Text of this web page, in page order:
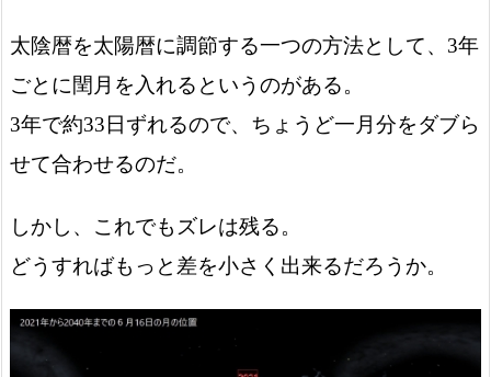
太陰暦を太陽暦に調節する一つの方法として、3年
ごとに閏月を入れるというのがある。
3年で約33日ずれるので、ちょうど一月分をダブら
せて合わせるのだ。
しかし、これでもズレは残る。
どうすればもっと差を小さく出来るだろうか。